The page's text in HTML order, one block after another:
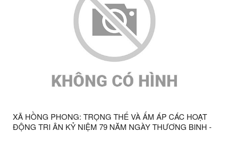
XÃ HỒNG PHONG: TRỌNG THỂ VÀ ẤM ÁP CÁC HOẠT
ĐỘNG TRI ÂN KỶ NIỆM 79 NĂM NGÀY THƯƠNG BINH -